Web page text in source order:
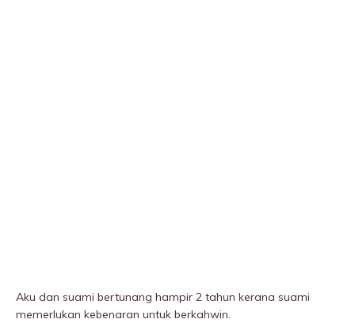
Aku dan suami bertunang hampir 2 tahun kerana suami
memerlukan kebenaran untuk berkahwin.